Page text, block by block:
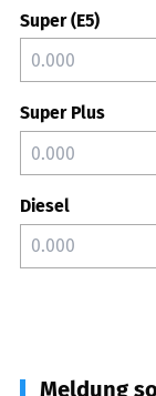
Super (E5)
Super Plus
Diesel
Meldung